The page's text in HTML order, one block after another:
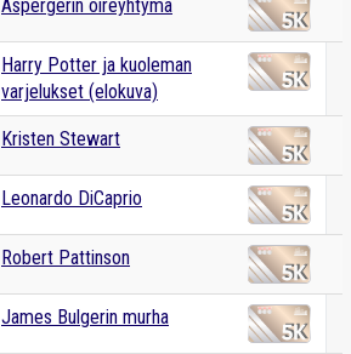
Aspergerin oireyhtymä
Harry Potter ja kuoleman
varjelukset (elokuva)
Kristen Stewart
Leonardo DiCaprio
Robert Pattinson
James Bulgerin murha